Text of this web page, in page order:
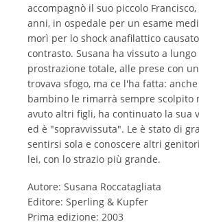
accompagnò il suo piccolo
anni, in ospedale per un esame
morì per lo shock anafilattico
contrasto. Susana ha vissuto a
prostrazione totale, alle prese con
trovava sfogo, ma ce l'ha fatta:
bambino le rimarrà sempre scolpito
avuto altri figli, ha continuato la sua
ed è "sopravvissuta". Le è stato di
sentirsi sola e conoscere altri
lei, con lo strazio più grande.
Autore: Susana Roccatagliata
Editore: Sperling & Kupfer
Prima edizione: 2003